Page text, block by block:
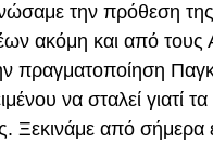
την πρόθεση
ακόμη και από
πραγματοποίηση
να σταλεί γιατί
Ξεκινάμε από